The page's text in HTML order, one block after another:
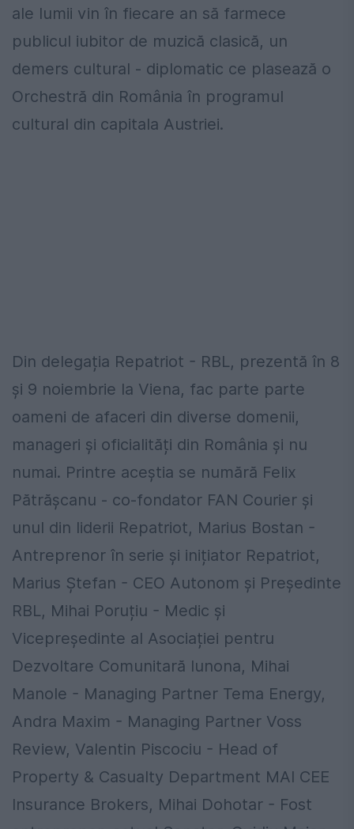
ale lumii vin în fiecare an să farmece
publicul iubitor de muzică clasică, un
demers cultural - diplomatic ce plasează o
Orchestră din România în programul
cultural din capitala Austriei.
Din delegația Repatriot - RBL, prezentă în 8
și 9 noiembrie la Viena, fac parte parte
oameni de afaceri din diverse domenii,
manageri și oficialități din România și nu
numai. Printre aceștia se numără Felix
Pătrășcanu - co-fondator FAN Courier și
unul din liderii Repatriot, Marius Bostan -
Antreprenor în serie și inițiator Repatriot,
Marius Ștefan - CEO Autonom și Președinte
RBL, Mihai Poruțiu - Medic și
Vicepreședinte al Asociației pentru
Dezvoltare Comunitară Iunona, Mihai
Manole - Managing Partner Tema Energy,
Andra Maxim - Managing Partner Voss
Review, Valentin Piscociu - Head of
Property & Casualty Department MAI CEE
Insurance Brokers, Mihai Dohotar - Fost